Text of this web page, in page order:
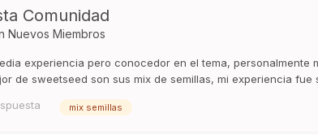
Comunidad
Nuevos Miembros
experiencia pero conocedor en el tema,
de sweetseed son sus mix de semillas, mi experiencia
mix semillas